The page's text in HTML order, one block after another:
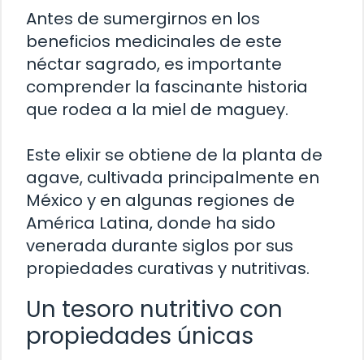
Antes de sumergirnos en los
beneficios medicinales de este
néctar sagrado, es importante
comprender la fascinante historia
que rodea a la miel de maguey.
Este elixir se obtiene de la planta de
agave, cultivada principalmente en
México y en algunas regiones de
América Latina, donde ha sido
venerada durante siglos por sus
propiedades curativas y nutritivas.
Un tesoro nutritivo con
propiedades únicas